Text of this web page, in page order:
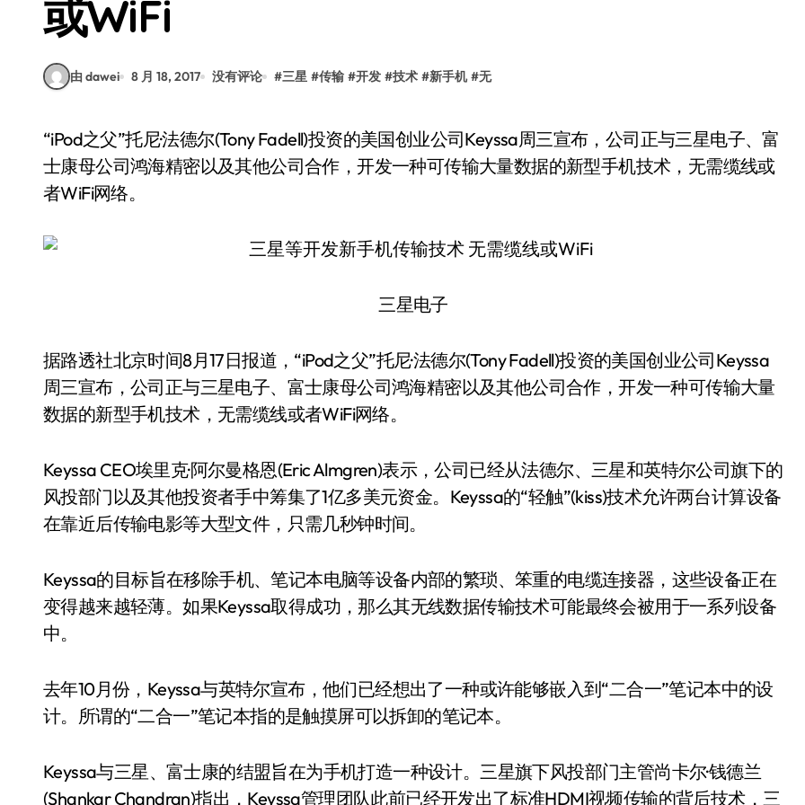
或WiFi
由 dawei 8 月 18, 2017 没有评论 #三星 #传输 #开发 #技术 #新手机 #无
“iPod之父”托尼·法德尔(Tony Fadell)投资的美国创业公司Keyssa周三宣布，公司正与三星电子、富
士康母公司鸿海精密以及其他公司合作，开发一种可传输大量数据的新型手机技术，无需缆线或
者WiFi网络。
三星电子
据路透社北京时间8月17日报道，“iPod之父”托尼·法德尔(Tony Fadell)投资的美国创业公司Keyssa
周三宣布，公司正与三星电子、富士康母公司鸿海精密以及其他公司合作，开发一种可传输大量
数据的新型手机技术，无需缆线或者WiFi网络。
Keyssa CEO埃里克·阿尔曼格恩(Eric Almgren)表示，公司已经从法德尔、三星和英特尔公司旗下的
风投部门以及其他投资者手中筹集了1亿多美元资金。Keyssa的“轻触”(kiss)技术允许两台计算设备
在靠近后传输电影等大型文件，只需几秒钟时间。
Keyssa的目标旨在移除手机、笔记本电脑等设备内部的繁琐、笨重的电缆连接器，这些设备正在
变得越来越轻薄。如果Keyssa取得成功，那么其无线数据传输技术可能最终会被用于一系列设备
中。
去年10月份，Keyssa与英特尔宣布，他们已经想出了一种或许能够嵌入到“二合一”笔记本中的设
计。所谓的“二合一”笔记本指的是触摸屏可以拆卸的笔记本。
Keyssa与三星、富士康的结盟旨在为手机打造一种设计。三星旗下风投部门主管尚卡尔·钱德兰
(Shankar Chandran)指出，Keyssa管理团队此前已经开发出了标准HDMI视频传输的背后技术，三